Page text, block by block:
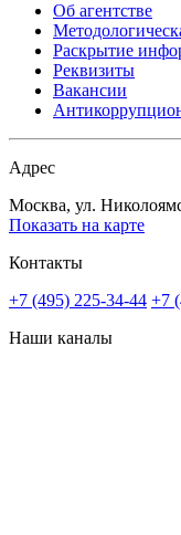
Об агентстве
Раскрытие
Реквизиты
Вакансии
Адрес
Москва, ул.
Показать на карте
Контакты
+7 (495) 225-34-44 +7
Наши каналы